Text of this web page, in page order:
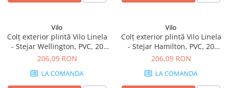
Vilo
Colț exterior plintă Vilo Linela
- Stejar Wellington, PVC, 20
buc/cutie, compatibil plintă
206,09 RON
LA COMANDA
Vilo
Colț exterior plintă Vilo Linela
- Stejar Hamilton, PVC, 20
buc/cutie, compatibil plintă
206,09 RON
LA COMANDA